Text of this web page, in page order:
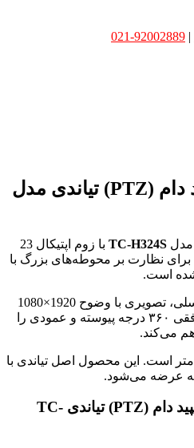
|
021-92002889
معرفی دوربین اسپید دام (PTZ) تیاندی مدل
TC-H324S
با زوم اپتیکال 23
۲ مگاپیکسل، برای نظارت بر محوطه‌های بزرگ با
است.
این دوربین با سنسور ۲ مگاپیکسلی، تصویری با وضوح 1920×1080
ارائه می‌دهد و امکان چرخش افقی ۳۶۰ درجه پیوسته و عمودی را
می‌کند.
دید در شب این مدل تا برد 150 متر است. این محصول اصل تیاندی با
عرضه می‌شود.
۹ ویژگی کلیدی دوربین اسپید دام (PTZ) تیاندی TC-